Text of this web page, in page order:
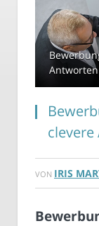
Antworten
VON IRIS